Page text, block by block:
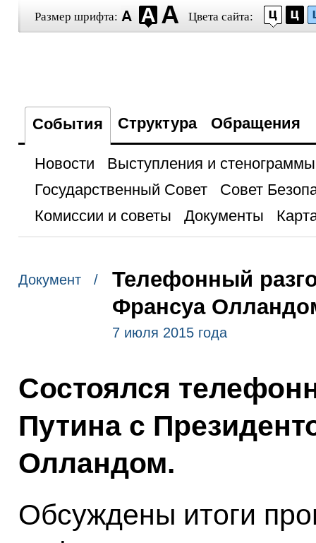
Размер шрифта: Цвета сайта:
События Структура Обращения
Новости
Выступления и стенограммы
Государственный Совет
Совет
Комиссии и советы
Документы
Документ /
Телефонный
Франсуа
7 июля 2015 года
Состоялся
Путина с
Олландом.
Обсуждены итоги